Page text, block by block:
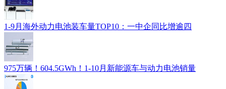
1-9月海外动力电池装车量TOP10：一中企同比增逾四
975万辆！604.5GWh！1-10月新能源车与动力电池销量